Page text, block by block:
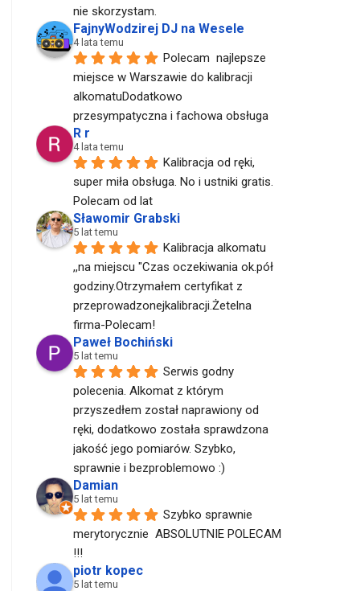
nie skorzystam.
FajnyWodzirej DJ na Wesele
4 lata temu
Polecam  najlepsze
miejsce w Warszawie do kalibracji
alkomatuDodatkowo
przesympatyczna i fachowa obsługa
R r
4 lata temu
Kalibracja od ręki,
super miła obsługa. No i ustniki gratis.
Polecam od lat
Sławomir Grabski
5 lat temu
Kalibracja alkomatu
,,na miejscu "Czas oczekiwania ok.pół
godziny.Otrzymałem certyfikat z
przeprowadzonejkalibracji.Żetelna
firma-Polecam!
Paweł Bochiński
5 lat temu
Serwis godny
polecenia. Alkomat z którym
przyszedłem został naprawiony od
ręki, dodatkowo została sprawdzona
jakość jego pomiarów. Szybko,
sprawnie i bezproblemowo :)
Damian
5 lat temu
Szybko sprawnie
merytorycznie  ABSOLUTNIE POLECAM
!!!
piotr kopec
5 lat temu